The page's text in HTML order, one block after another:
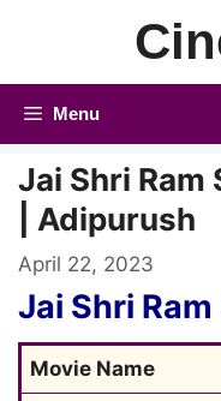
Menu
Jai Shri Ram
| Adipurush
April 22, 2023
Jai Shri
Movie Name